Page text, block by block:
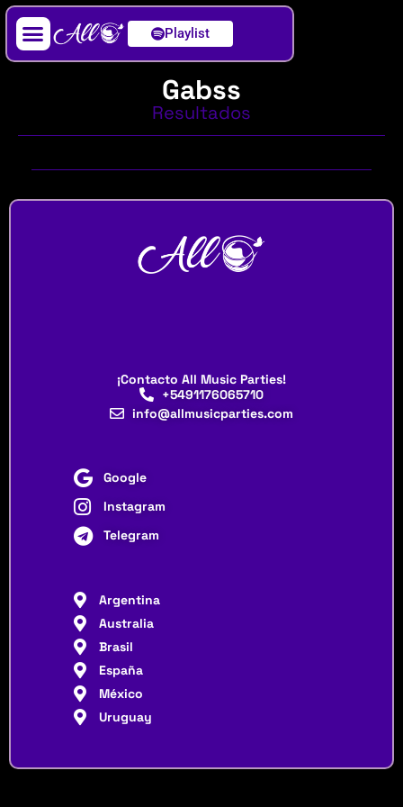
Playlist
Gabss
Resultados
¡Contacto All Music Parties!
+5491176065710
info@allmusicparties.com
Google
Instagram
Telegram
Argentina
Australia
Brasil
España
México
Uruguay